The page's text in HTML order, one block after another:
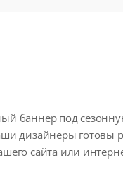
баннер под
дизайнеры готовы
сайта или